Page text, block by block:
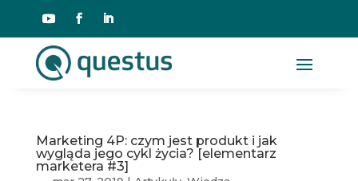
Marketing 4P: czym jest produkt i jak
wygląda jego cykl życia? [elementarz
marketera #3]